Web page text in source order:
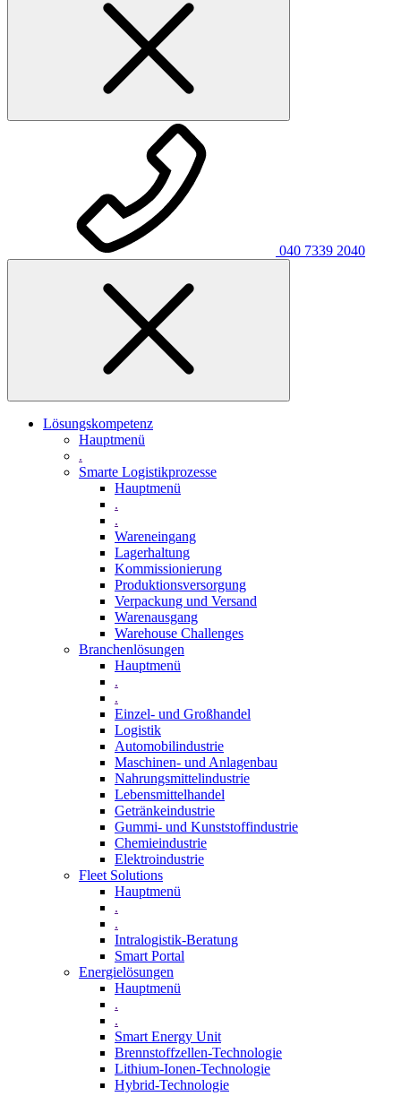
040 7339 2040
Lösungskompetenz
Hauptmenü
.
Smarte Logistikprozesse
Hauptmenü
.
.
Wareneingang
Lagerhaltung
Kommissionierung
Produktionsversorgung
Verpackung und Versand
Warenausgang
Warehouse Challenges
Branchenlösungen
Hauptmenü
.
.
Einzel- und Großhandel
Logistik
Automobilindustrie
Maschinen- und Anlagenbau
Nahrungsmittelindustrie
Lebensmittelhandel
Getränkeindustrie
Gummi­- und Kunststoffindustrie
Chemieindustrie
Elektroindustrie
Fleet Solutions
Hauptmenü
.
.
Intralogistik-Beratung
Smart Portal
Energielösungen
Hauptmenü
.
.
Smart Energy Unit
Brennstoffzellen-Technologie
Lithium-Ionen-Technologie
Hybrid-Technologie